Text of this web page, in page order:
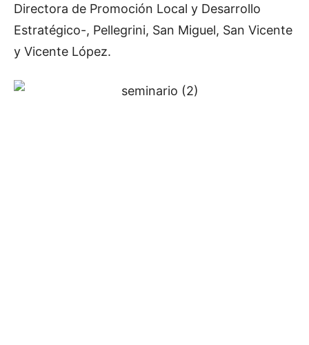
Directora de Promoción Local y Desarrollo
Estratégico-, Pellegrini, San Miguel, San Vicente
y Vicente López.